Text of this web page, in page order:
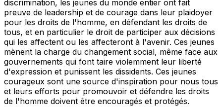
discrimination, les jeunes du monde entier ont fait
preuve de leadership et de courage dans leur plaidoyer
pour les droits de l'homme, en défendant les droits de
tous, et en particulier le droit de participer aux décisions
qui les affectent ou les affecteront à l'avenir. Ces jeunes
mènent la charge du changement social, même face aux
gouvernements qui font taire violemment leur liberté
d'expression et punissent les dissidents. Ces jeunes
courageux sont une source d'inspiration pour nous tous
et leurs efforts pour promouvoir et défendre les droits
de l'homme doivent être encouragés et protégés.